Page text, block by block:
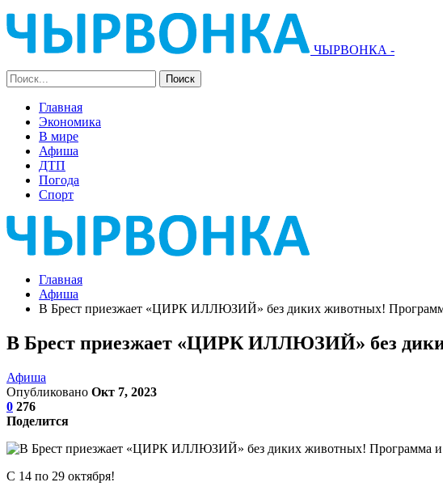
ЧЫРВОНКА -
Главная
Экономика
В мире
Афиша
ДТП
Погода
Спорт
Главная
Афиша
В Брест приезжает «ЦИРК ИЛЛЮЗИЙ» без диких животных!
В Брест приезжает «ЦИРК ИЛЛЮЗИЙ» без
Афиша
Опубликовано Окт 7, 2023
0 276
Поделится
С 14 по 29 октября!